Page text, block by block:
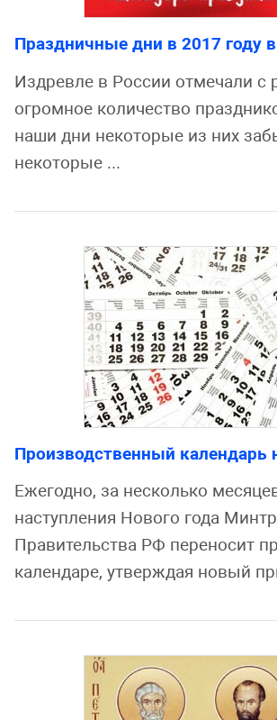
Праздничные дни в 2017 году
Издревле в России отмечали с
огромное количество
наши дни некоторые из них
некоторые ...
Производственный календарь
Ежегодно, за несколько
наступления Нового года
Правительства РФ переносит
календаре, утверждая новый